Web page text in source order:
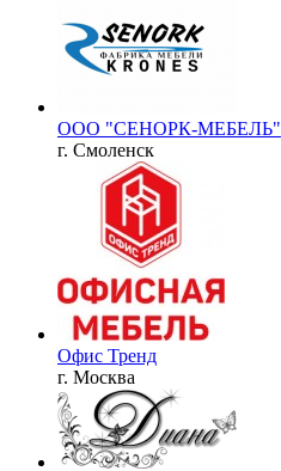
ООО "СЕНОРК-МЕБЕЛЬ"
г. Смоленск
Офис Тренд
г. Москва